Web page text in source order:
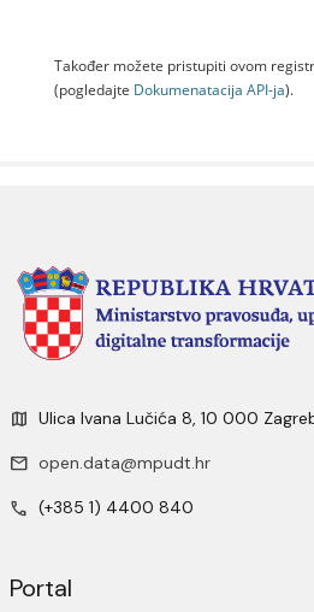
Također možete pristupiti ovom
(pogledajte Dokumenаtаcijа API-jа).